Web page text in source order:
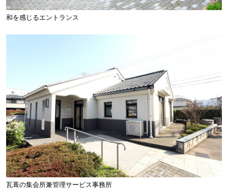
和を感じるエントランス
瓦葺の集会所兼管理サービス事務所